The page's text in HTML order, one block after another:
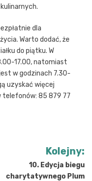
dla
Warto dodać, że
do piątku. W
17.00, natomiast
w godzinach 7.30-
uzyskać więcej
85 879 77
Kolejny:
10. Edycja biegu
charytatywnego Plum